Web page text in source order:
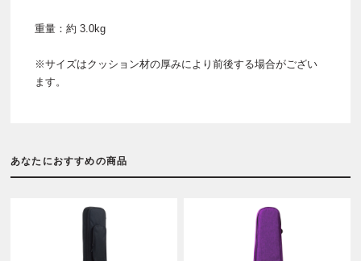
重量：約 3.0kg
※サイズはクッション材の厚みにより前後する場合がござい
ます。
あなたにおすすめの商品